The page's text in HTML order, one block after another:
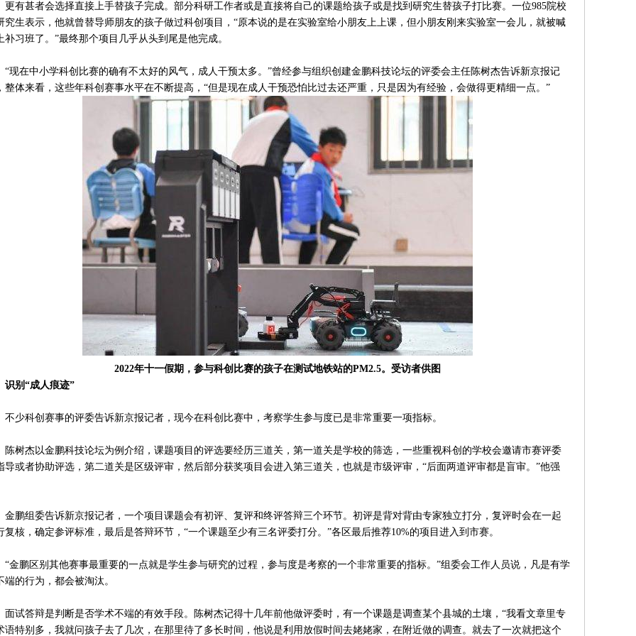
甚者会选择直接上手替孩子完成。部分科研工作者或是直接将自己的课题给孩子或是找到研究生替孩子打比赛。一位985院校
究生表示，他就曾替导师朋友的孩子做过科创项目，“原本说的是在实验室给小朋友上上课，但小朋友刚来实验室一会儿，就被喊
补习班了。”最终那个项目几乎从头到尾是他完成。
在中小学科创比赛的确有不太好的风气，成人干预太多。”曾经参与组织创建金鹏科技论坛的评委会主任陈树杰告诉新京报记
整体来看，这些年科创赛事水平在不断提高，“但是现在成人干预恐怕比过去还严重，只是因为有经验，会做得更精细一点。”
2022年十一假期，参与科创比赛的孩子在测试地铁站的PM2.5。受访者供图
别“成人痕迹”
科创赛事的评委告诉新京报记者，现今在科创比赛中，考察学生参与度已是非常重要一项指标。
杰以金鹏科技论坛为例介绍，课题项目的评选要经历三道关，第一道关是学校的筛选，一些重视科创的学校会邀请市赛评委
导或者协助评选，第二道关是区级评审，然后部分获奖项目会进入第三道关，也就是市级评审，“后面两道评审都是盲审。”他强
组委告诉新京报记者，一个项目课题会有初评、复评和终评答辩三个环节。初评是背对背由专家独立打分，复评时会在一起
复核，确定参评标准，最后是答辩环节，“一个课题至少有三名评委打分。”各区最后推荐10%的项目进入到市赛。
鹏区别其他赛事最重要的一点就是学生参与研究的过程，参与度是考察的一个非常重要的指标。”组委会工作人员说，凡是有学
端的行为，都会被淘汰。
答辩是判断是否学术不端的有效手段。陈树杰记得十几年前他做评委时，有一个课题是调查某个县城的土壤，“我看文章里专
语特别多，我就问孩子去了几次，在那里待了多长时间，他说是利用放假时间去姥姥家，在附近做的调查。就去了一次就把这个